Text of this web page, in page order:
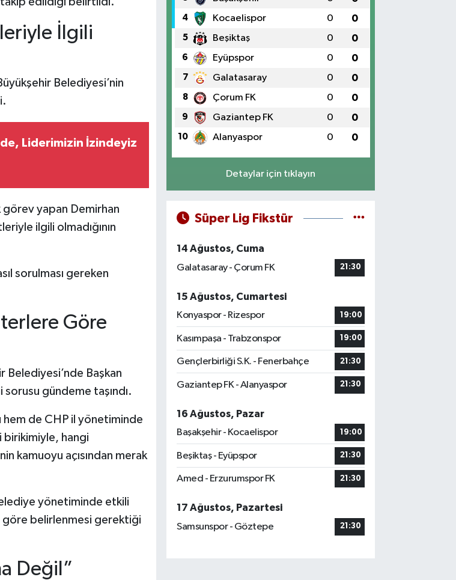
İlgili
Belediyesi’nin
Liderimizin İzindeyiz
görev yapan Demirhan
ilgili olmadığının
sorulması gereken
Göre
Belediyesi’nde Başkan
gündeme taşındı.
hem de CHP il yönetiminde
birikimiyle, hangi
kamuoyu açısından merak
yönetiminde etkili
göre belirlenmesi gerektiği
Değil”
4 Kocaelispor 0 0
5 Beşiktaş 0 0
6 Eyüpspor 0 0
7 Galatasaray 0 0
8 Çorum FK 0 0
9 Gaziantep FK 0 0
10 Alanyaspor 0 0
Detaylar için tıklayın
Süper Lig Fikstür
14 Ağustos, Cuma
Galatasaray - Çorum FK
21:30
15 Ağustos, Cumartesi
Konyaspor - Rizespor
19:00
Kasımpaşa - Trabzonspor 19:00
Gençlerbirliği S.K. - Fenerbahçe 21:30
Gaziantep FK - Alanyaspor 21:30
16 Ağustos, Pazar
Başakşehir - Kocaelispor
19:00
Beşiktaş - Eyüpspor 21:30
Amed - Erzurumspor FK 21:30
17 Ağustos, Pazartesi
Samsunspor - Göztepe
21:30